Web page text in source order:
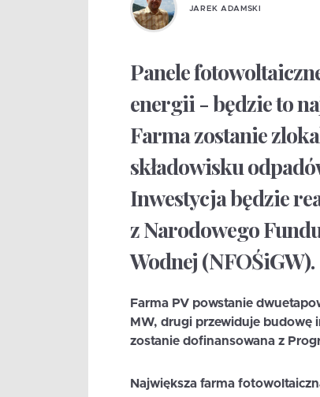
JAREK ADAMSKI
Panele
energii - będzie to
Farma zostanie
składowisku
Inwestycja będzie
z Narodowego
Wodnej (NFOŚiGW).
Farma PV powstanie
MW, drugi przewiduje budowę
zostanie dofinansowana z
Największa farma